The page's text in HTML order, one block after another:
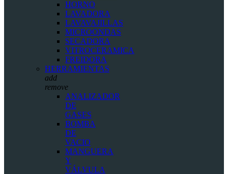
HORNO
LAVADORA
LAVAVAJILLAS
MICROONDAS
SECADORA
VITROCERAMICA
FREIDORA
HERRAMIENTAS
add
remove
ANALIZADOR
DE
GASES
BOMBA
DE
VACIO
MANGUERA
Y
VÁLVULA